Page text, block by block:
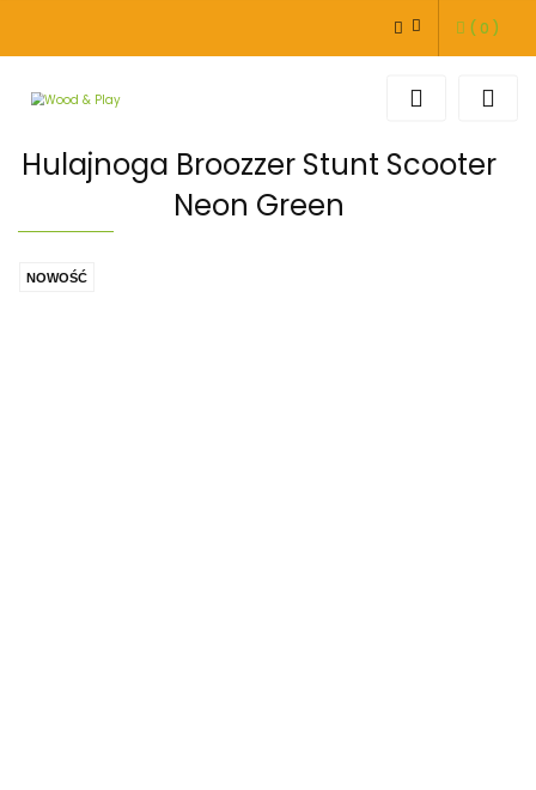
ZALOGUJ SIĘ
DODAJ ZGŁOSZENIE
( 0 )
Hulajnoga Broozzer Stunt Scooter
Neon Green
NOWOŚĆ